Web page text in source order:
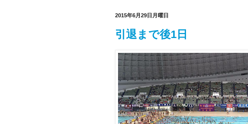
2015年6月29日月曜日
引退まで後1日